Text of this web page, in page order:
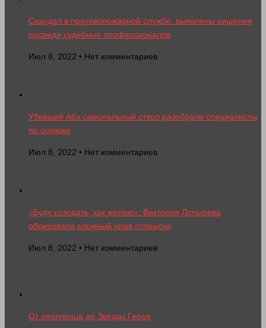
Скандал в противопожарной службе: выявлены хищения
посреди судебных профессионалов
Июл 8, 2022 • Нет комментариев
Убивший Абэ самопальный ствол разобрали специалисты
по оружию
Июл 8, 2022 • Нет комментариев
«Буду созодать, как желаю»: Виктория Лопырева
обрисовала сложный нрав отпрыска
Июл 8, 2022 • Нет комментариев
От ополченца до Звезды Героя